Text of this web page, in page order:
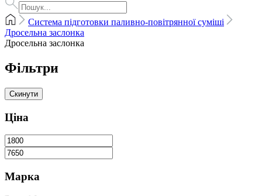
Система підготовки паливно-повітрянної суміші
Дросельна заслонка
Дросельна заслонка
Фільтри
Скинути
Ціна
Марка